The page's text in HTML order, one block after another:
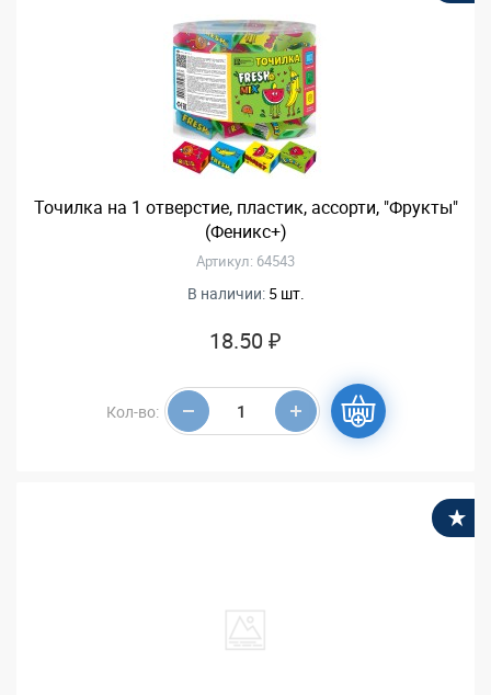
Точилка на 1 отверстие, пластик, ассорти, "Фрукты"
(Феникс+)
Артикул: 64543
В наличии: 5 шт.
18.50 ₽
Кол-во: